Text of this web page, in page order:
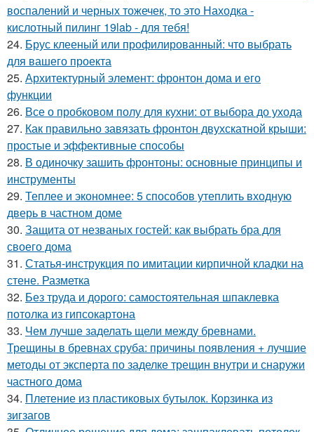
воспалений и черных тожечек, то это Находка -
кислотный пилинг 19lab - для тебя!
24. Брус клееный или профилированный: что выбрать
для вашего проекта
25. Архитектурный элемент: фронтон дома и его
функции
26. Все о пробковом полу для кухни: от выбора до ухода
27. Как правильно завязать фронтон двухскатной крыши:
простые и эффективные способы
28. В одиночку зашить фронтоны: основные принципы и
инструменты
29. Теплее и экономнее: 5 способов утеплить входную
дверь в частном доме
30. Защита от незваных гостей: как выбрать бра для
своего дома
31. Статья-инструкция по имитации кирпичной кладки на
стене. Разметка
32. Без труда и дорого: самостоятельная шпаклевка
потолка из гипсокартона
33. Чем лучше заделать щели между бревнами.
Трещины в бревнах сруба: причины появления + лучшие
методы от эксперта по заделке трещин внутри и снаружи
частного дома
34. Плетение из пластиковых бутылок. Корзинка из
зигзагов